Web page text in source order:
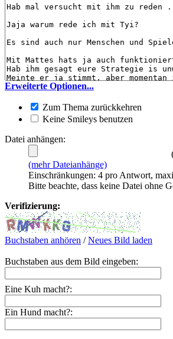
Erweiterte Optionen...
Zum Thema zurückkehren
Keine Smileys benutzen
Datei anhängen:
(mehr Dateianhänge)
Einschränkungen: 4 pro Antwort,
Bitte beachte, dass keine Datei ohne
Verifizierung:
Buchstaben anhören /Neues Bild laden
Buchstaben aus dem Bild eingeben:
Eine Kuh macht?:
Ein Hund macht?: